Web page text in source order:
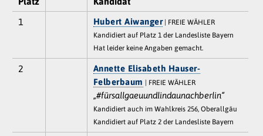
1
Hubert Aiwanger| FREIE WÄHLER
Kandidiert auf Platz 1 der Landesliste Bayern
Hat leider keine Angaben gemacht.
2
Annette Elisabeth Hauser-
Felberbaum
| FREIE WÄHLER
„#fürsallgaeuundlindaunachberlin“
Kandidiert auch im Wahlkreis 256, Oberallgäu
Kandidiert auf Platz 2 der Landesliste Bayern